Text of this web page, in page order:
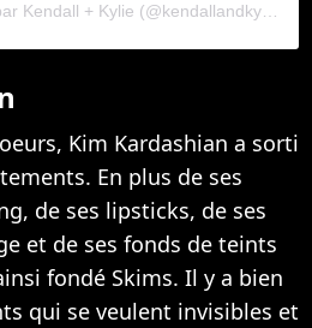
Kendall + Kylie (@kendallandkylie) le
Kim Kardashian a sorti
En plus de ses
de ses lipsticks, de ses
et de ses fonds de teints
fondé Skims. Il y a bien
qui se veulent invisibles et